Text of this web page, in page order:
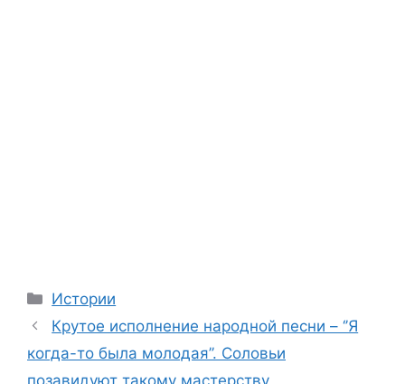
Categories
Истории
Крутое исполнение народной песни – ‘’Я
когда-то была молодая’’. Соловьи
позавидуют такому мастерству